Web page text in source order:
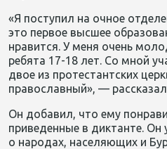
«Я поступил на очное
это первое высшее
нравится. У меня очень
ребята 17-18 лет. Со мной
двое из протестантских
православный», —
Он добавил, что ему
приведенные в диктанте. Он
о народах, населяющих и